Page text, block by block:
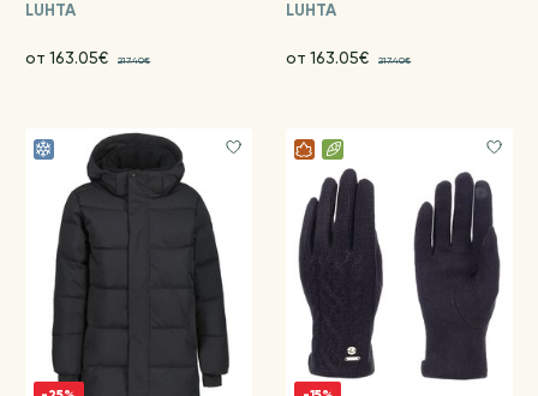
LUHTA
от 163.05€ 217.40€
LUHTA
от 163.05€ 217.40€